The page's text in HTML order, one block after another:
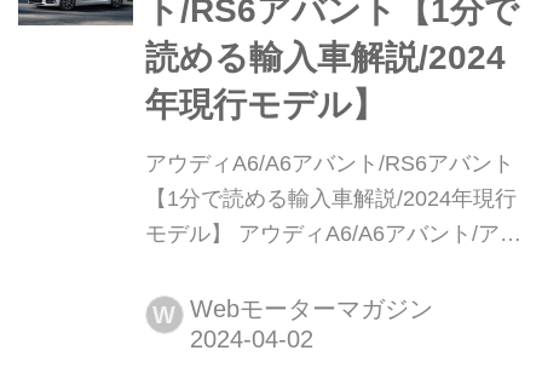
ついに現実のものになった。
ト/RS6アバント【1分で
読める輸入車解説/2024
年現行モデル】
アウディA6/A6アバント/RS6アバント
【1分で読める輸入車解説/2024年現行
モデル】 アウディA6/A6アバント/アバ
現行モデル発表日:2019年3月12日車両
価格:795万円〜1910万円
W Webモーターマガジン